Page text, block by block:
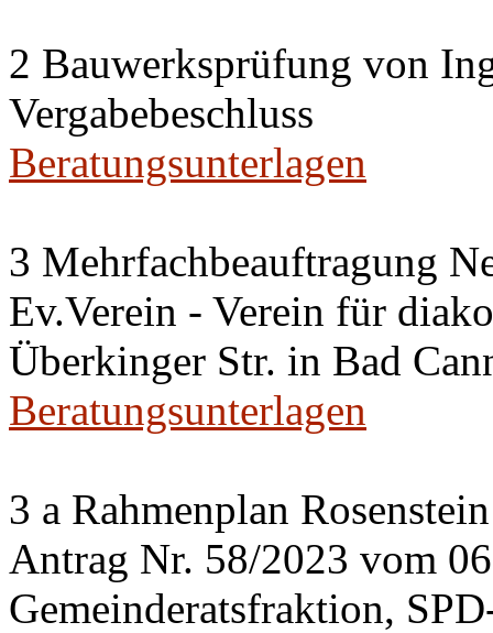
2 Bauwerksprüfung von
Vergabebeschluss
Beratungsunterlagen
3 Mehrfachbeauftragung
Ev.Verein - Verein für
Überkinger Str. in Bad
Beratungsunterlagen
3 a Rahmenplan Rosenstein
Antrag Nr. 58/2023 vom
Gemeinderatsfraktion,